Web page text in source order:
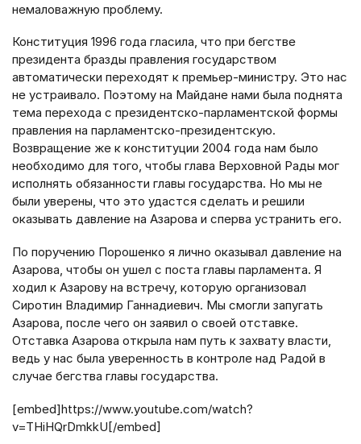
немаловажную проблему.
Конституция 1996 года гласила, что при бегстве
президента бразды правления государством
автоматически переходят к премьер-министру. Это нас
не устраивало. Поэтому на Майдане нами была поднята
тема перехода с президентско-парламентской формы
правления на парламентско-президентскую.
Возвращение же к конституции 2004 года нам было
необходимо для того, чтобы глава Верховной Рады мог
исполнять обязанности главы государства. Но мы не
были уверены, что это удастся сделать и решили
оказывать давление на Азарова и сперва устранить его.
По поручению Порошенко я лично оказывал давление на
Азарова, чтобы он ушел с поста главы парламента. Я
ходил к Азарову на встречу, которую организовал
Сиротин Владимир Ганнадиевич. Мы смогли запугать
Азарова, после чего он заявил о своей отставке.
Отставка Азарова открыла нам путь к захвату власти,
ведь у нас была уверенность в контроле над Радой в
случае бегства главы государства.
[embed]https://www.youtube.com/watch?
v=THiHQrDmkkU[/embed]